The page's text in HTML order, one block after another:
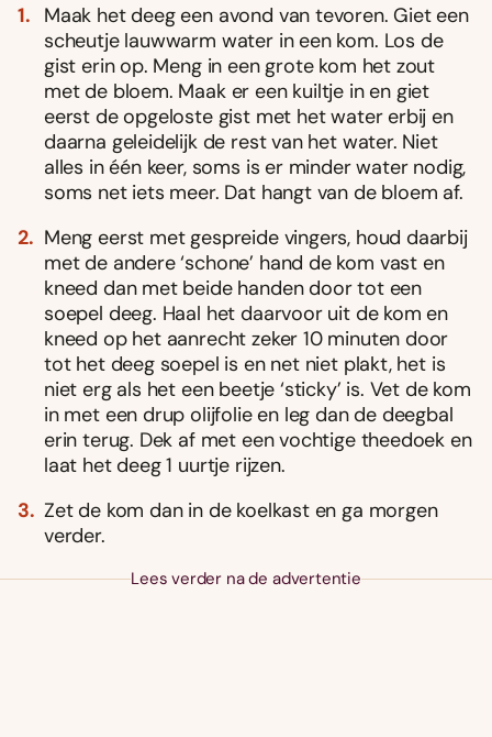
Maak het deeg een avond van tevoren. Giet een
scheutje lauwwarm water in een kom. Los de
gist erin op. Meng in een grote kom het zout
met de bloem. Maak er een kuiltje in en giet
eerst de opgeloste gist met het water erbij en
daarna geleidelijk de rest van het water. Niet
alles in één keer, soms is er minder water nodig,
soms net iets meer. Dat hangt van de bloem af.
Meng eerst met gespreide vingers, houd daarbij
met de andere ‘schone’ hand de kom vast en
kneed dan met beide handen door tot een
soepel deeg. Haal het daarvoor uit de kom en
kneed op het aanrecht zeker 10 minuten door
tot het deeg soepel is en net niet plakt, het is
niet erg als het een beetje ‘sticky’ is. Vet de kom
in met een drup olijfolie en leg dan de deegbal
erin terug. Dek af met een vochtige theedoek en
laat het deeg 1 uurtje rijzen.
Zet de kom dan in de koelkast en ga morgen
verder.
Lees verder na de advertentie